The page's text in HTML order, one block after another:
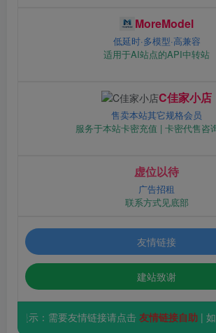
MoreModel
低延时·多模型·高兼容
适用于AI站点的API中转站
C佳家小店
售卖本站其它规格会员
服务于本站卡密充值 | 卡密代售咨
虚位以待
广告招租
联系方式见底部
友情链接
建站致谢
温馨提示：需要友情链接请点击友情链接自助